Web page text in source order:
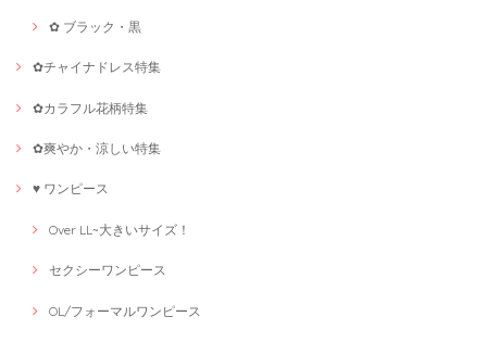
✿ ブラック・黒
✿チャイナドレス特集
✿カラフル花柄特集
✿爽やか・涼しい特集
♥ ワンピース
Over LL~大きいサイズ！
セクシーワンピース
OL/フォーマルワンピース